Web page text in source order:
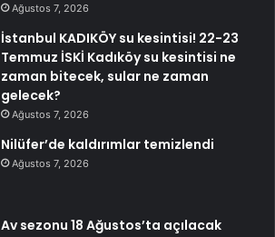
Ağustos 7, 2026
İstanbul KADIKÖY su kesintisi! 22-23
Temmuz İSKİ Kadıköy su kesintisi ne
zaman bitecek, sular ne zaman
gelecek?
Ağustos 7, 2026
Nilüfer’de kaldırımlar temizlendi
Ağustos 7, 2026
Av sezonu 18 Ağustos’ta açılacak